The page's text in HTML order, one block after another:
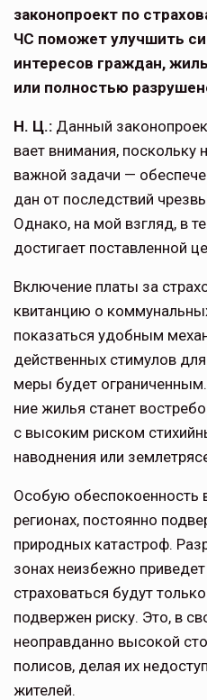
законо­проект по
ЧС поможет улучшить
интересов граждан,
или полностью
Н. Ц.: Данный
вает внимания, поскольку
важной задачи —
дан от последствий
Однако, на мой взгляд, в
достигает поставленной
Включение платы за
квитанцию о
показаться удобным
действенных стимулов
меры будет
ние жилья станет
с высоким риском
наводнения или
Особую обеспокоенность
регионах, постоянно
природных катастроф.
зонах неизбежно
страховаться будут
подвержен риску. Это, в
неоправданно высокой
полисов, делая их
жителей.